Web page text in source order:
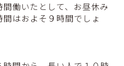
働いたとして、お昼休み
はおよそ９時間でしょ